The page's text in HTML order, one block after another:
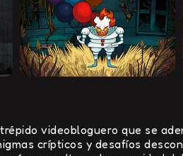
videobloguero que se
crípticos y desafíos